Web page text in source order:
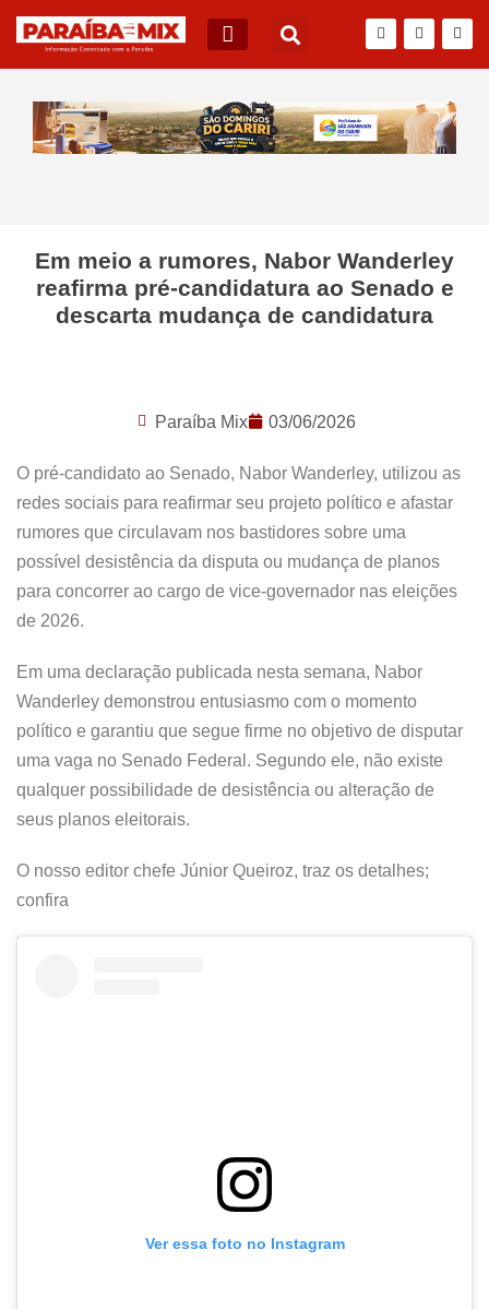
Em meio a rumores, Nabor Wanderley
reafirma pré-candidatura ao Senado e
descarta mudança de candidatura
Paraíba Mix 03/06/2026
O pré-candidato ao Senado, Nabor Wanderley, utilizou as
redes sociais para reafirmar seu projeto político e afastar
rumores que circulavam nos bastidores sobre uma
possível desistência da disputa ou mudança de planos
para concorrer ao cargo de vice-governador nas eleições
de 2026.
Em uma declaração publicada nesta semana, Nabor
Wanderley demonstrou entusiasmo com o momento
político e garantiu que segue firme no objetivo de disputar
uma vaga no Senado Federal. Segundo ele, não existe
qualquer possibilidade de desistência ou alteração de
seus planos eleitorais.
O nosso editor chefe Júnior Queiroz, traz os detalhes;
confira
Ver essa foto no Instagram